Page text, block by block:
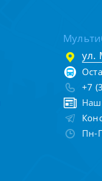
ул.
+7
Наш
Пн-